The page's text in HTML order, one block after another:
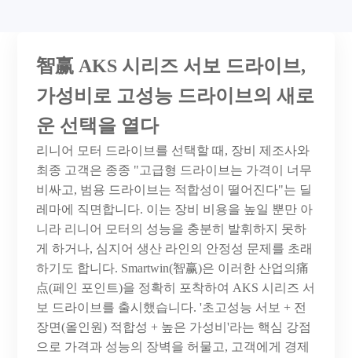
智赢 AKS 시리즈 서보 드라이브,
가성비로 고성능 드라이브의 새로
운 선택을 열다
리니어 모터 드라이브를 선택할 때 , 장비 제조사와
최종 고객은 종종 "고급형 드라이브는 가격이 너무
비싸고, 범용 드라이브는 적합성이 떨어진다"는 딜
레마에 직면합니다. 이는 장비 비용을 높일 뿐만 아
니라 리니어 모터의 성능을 충분히 발휘하지 못하
게 하거나, 심지어 생산 라인의 안정성 문제를 초래
하기도 합니다. Smartwin(智赢)은 이러한 산업의痛
点(페인 포인트)을 정확히 포착하여 AKS 시리즈 서
보 드라이브를 출시했습니다. '초고성능 서보 + 전
장면(올인원) 적합성 + 높은 가성비'라는 핵심 강점
으로 가격과 성능의 장벽을 허물고, 고객에게 경제